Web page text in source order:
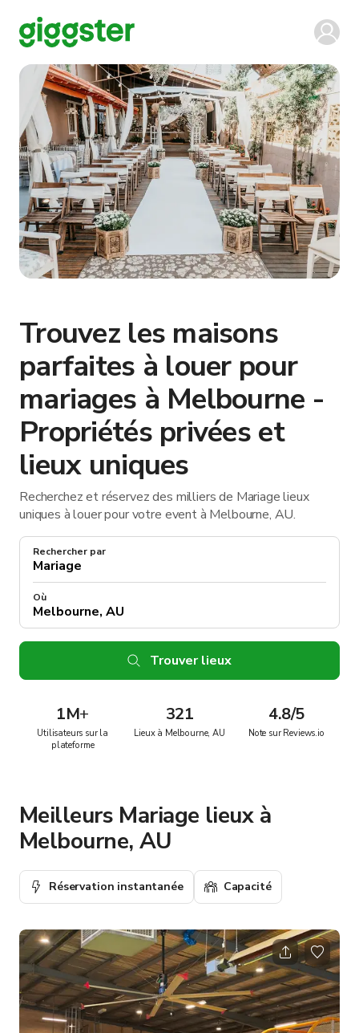
Trouvez les maisons
parfaites à louer pour
mariages à Melbourne -
Propriétés privées et
lieux uniques
Recherchez et réservez des milliers de Mariage lieux
uniques à louer pour votre event à Melbourne, AU.
Rechercher par
Où
Trouver lieux
1M+
Utilisateurs sur la
plateforme
321
Lieux à Melbourne, AU
4.8/5
Note sur Reviews.io
Meilleurs Mariage lieux à
Melbourne, AU
Réservation instantanée Capacité